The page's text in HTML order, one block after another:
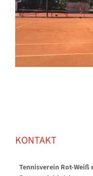
KONTAKT
Tennisverein Rot-Weiß